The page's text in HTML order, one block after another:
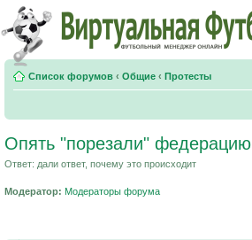
Список форумов ‹ Общие ‹ Протесты
Опять "порезали" федерацию
Ответ: дали ответ, почему это происходит
Модератор: Модераторы форума